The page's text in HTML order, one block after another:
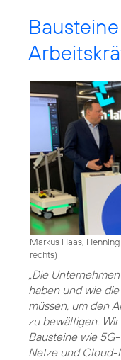
Markus Haas,
rechts)
„Die
haben und wie die
müssen, um den
zu bewältigen.
Bausteine wie
Netze und Cloud-